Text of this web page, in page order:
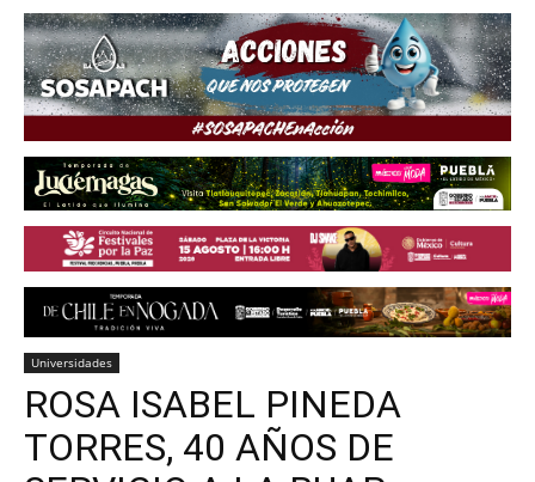
Universidades
ROSA ISABEL PINEDA
TORRES, 40 AÑOS DE